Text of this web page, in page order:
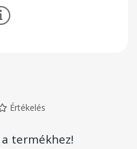
Értékelés
termékhez!